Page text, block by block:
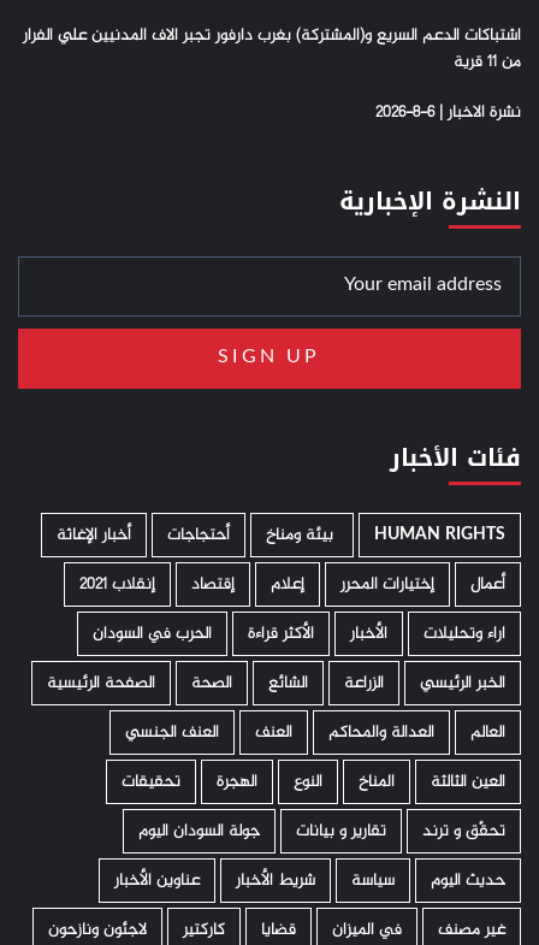
اشتباكات الدعم السريع و(المشتركة) بغرب دارفور تجبر الاف المدنيين علي الفرار
من 11 قرية
نشرة الاخبار | 6-8-2026
النشرة الإخبارية
فئات الأخبار
HUMAN RIGHTS ­ بيئة ومناخ أحتجاجات
أخبار الإغاثة
أعمال
إختيارات المحرر إعلام إقتصاد
إنقلاب 2021
اراء وتحليلات
الأخبار الأكثر قراءة
الحرب في السودان
الخبر الرئيسي
الزراعة الشائع الصحة
الصفحة الرئيسية
العالم
العدالة والمحاكم العنف
العنف الجنسي
العين الثالثة
المناخ النوع الهجرة
تحقيقات
تحقّق و ترند
تقارير و بيانات
جولة السودان اليوم
حديث اليوم
سياسة شريط الأخبار
عناوين الأخبار
غير مصنف
في الميزان قضايا كاركتير لاجئون ونازحون